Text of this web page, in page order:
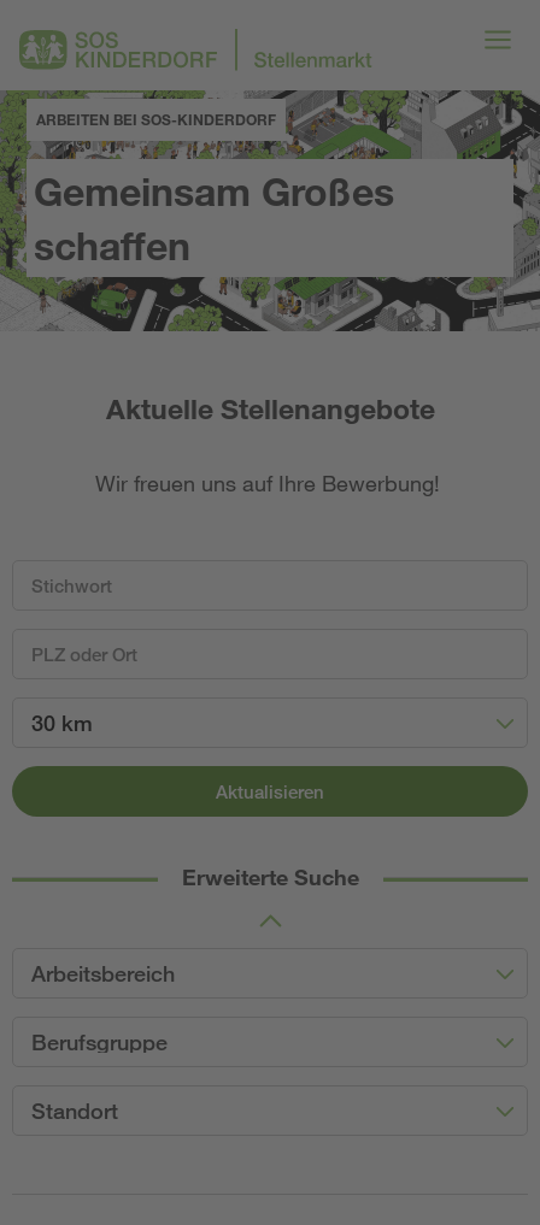
ARBEITEN BEI SOS-KINDERDORF
Gemeinsam Großes
schaffen
Aktuelle Stellenangebote
Wir freuen uns auf Ihre Bewerbung!
30 km
Aktualisieren
Erweiterte Suche
Arbeitsbereich
Berufsgruppe
Standort